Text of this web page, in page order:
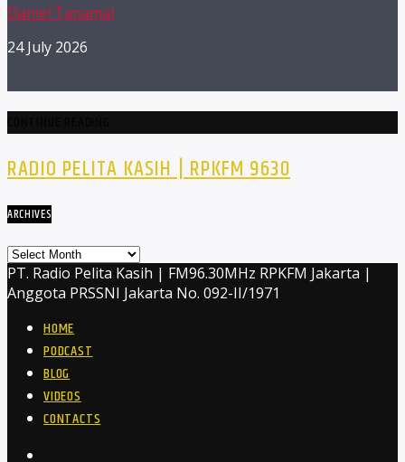
Daniel Tanamal
24 July 2026
RADIO PELITA KASIH | RPKFM 9630
ARCHIVES
Archives
PT. Radio Pelita Kasih | FM96.30MHz RPKFM Jakarta |
Anggota PRSSNI Jakarta No. 092-II/1971
HOME
PODCAST
BLOG
VIDEOS
CONTACTS